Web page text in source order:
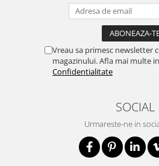
Vreau sa primesc newsletter
magazinului. Afla mai multe in
Confidentialitate
SOCIAL
Urmareste-ne in